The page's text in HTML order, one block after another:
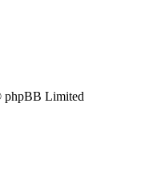
phpBB Limited